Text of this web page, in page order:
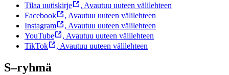
Tilaa uutiskirje , Avautuu uuteen välilehteen
Facebook
, Avautuu uuteen välilehteen
Instagram
, Avautuu uuteen välilehteen
YouTube
, Avautuu uuteen välilehteen
TikTok
, Avautuu uuteen välilehteen
S–ryhmä